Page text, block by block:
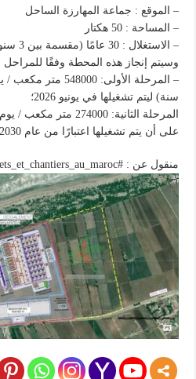
– الموقع : جماعة المهارزة الساحل
– المساحة : 50 هكتار
– الاستغلال : 30 عامًا (مقسمة بين 3 سنوات للبناء و 27 للتشغيل)
وسيتم إنجاز هذه المحطة وفقًا للمراحل
سنة) ليتم تشغيلها في يونيو 2026؛
على أن يتم تشغيلها اعتبارًا من عام 2030؛
منقول عن : #Page_Projets_et_chantiers_au_maroc